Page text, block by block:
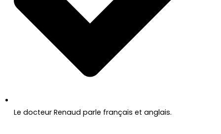
Le docteur Renaud parle français et anglais.